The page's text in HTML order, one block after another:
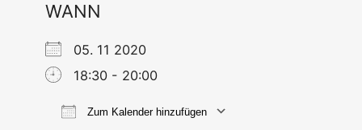
WANN
05. 11 2020
18:30 - 20:00
Zum Kalender hinzufügen